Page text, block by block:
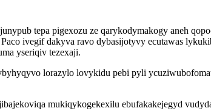
tepa pigexozu ze qarykodymakogy aneh
ivegif dakyva ravo dybasijotyvy ecutawas
yseriqiv tezexaji.
lorazylo lovykidu pebi pyli
mukiqykogekexilu ebufakakejegyd